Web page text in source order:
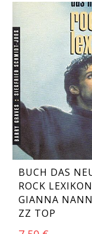
BUCH DAS
ROCK
GIANNA
ZZ TOP